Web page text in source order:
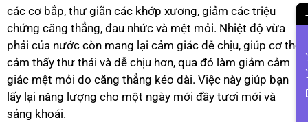
các cơ bắp, thư giãn các khớp xương, giảm các triệu
chứng căng thẳng, đau nhức và mệt mỏi. Nhiệt độ vừa
phải của nước còn mang lại cảm giác dễ chịu, giúp cơ thể
cảm thấy thư thái và dễ chịu hơn, qua đó làm giảm cảm
giác mệt mỏi do căng thẳng kéo dài. Việc này giúp bạn
lấy lại năng lượng cho một ngày mới đầy tươi mới và
sảng khoái.